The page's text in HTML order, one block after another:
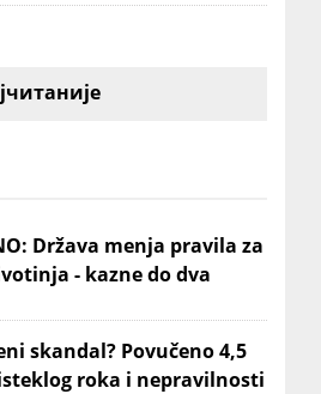
Država menja pravila za
- kazne do dva
skandal? Povučeno 4,5
roka i nepravilnosti